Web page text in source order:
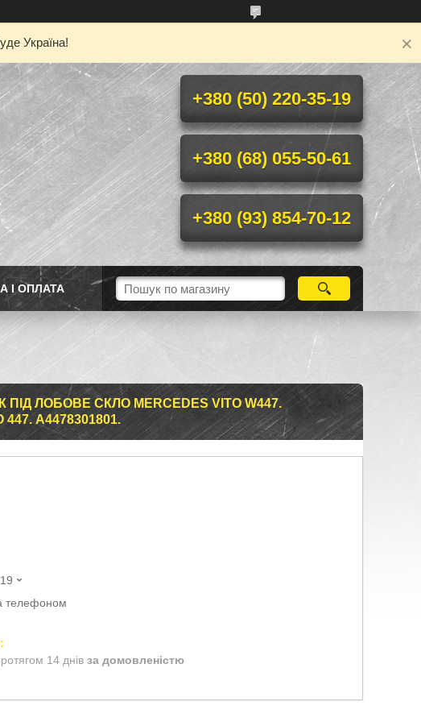
Україна!
+380 (50) 220-35-19
+380 (68) 055-50-61
+380 (93) 854-70-12
І ОПЛАТА
ЛОБОВЕ СКЛО MERCEDES VITO W447.
A4478301801.
телефоном
14 днів за домовленістю